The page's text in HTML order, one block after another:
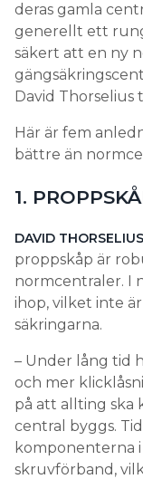
deras gamla
generellt ett
säkert att en ny
David Thorselius
Här är fem
bättre än
1.
DAVID
proppskåp är
normcentraler. I
ihop, vilket inte
säkringarna.
– Under lång tid
och mer
på att allting ska
central byggs.
komponenterna
skruvförband,